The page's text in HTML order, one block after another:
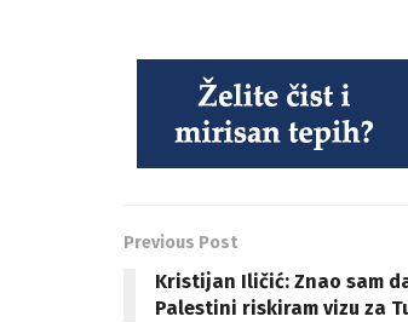
Previous Post
Kristijan Iličić: Znao sam
Palestini riskiram vizu za